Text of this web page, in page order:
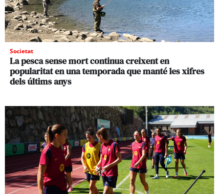
Societat
La pesca sense mort continua creixent en
popularitat en una temporada que manté les xifres
dels últims anys